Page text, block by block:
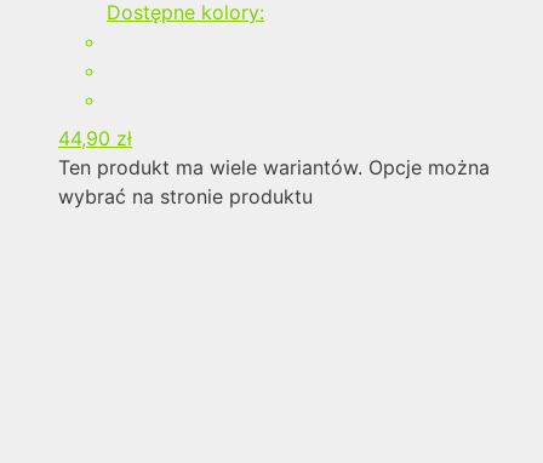
Dostępne kolory:
44,90 zł
Ten produkt ma wiele wariantów. Opcje można
wybrać na stronie produktu